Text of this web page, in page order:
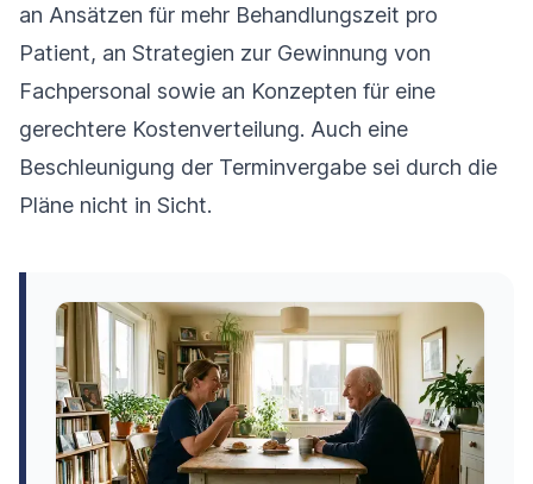
an Ansätzen für mehr Behandlungszeit pro
Patient, an Strategien zur Gewinnung von
Fachpersonal sowie an Konzepten für eine
gerechtere Kostenverteilung. Auch eine
Beschleunigung der Terminvergabe sei durch die
Pläne nicht in Sicht.